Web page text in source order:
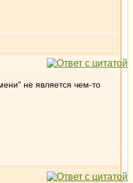
не является чем-то